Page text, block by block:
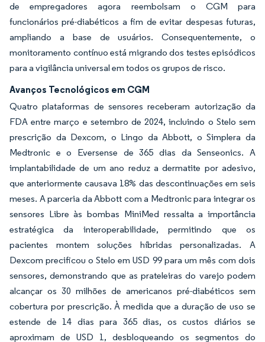
de empregadores agora reembolsam o CGM para
funcionários pré-diabéticos a fim de evitar despesas futuras,
ampliando a base de usuários. Consequentemente, o
monitoramento contínuo está migrando dos testes episódicos
para a vigilância universal em todos os grupos de risco.
Avanços Tecnológicos em CGM
Quatro plataformas de sensores receberam autorização da
FDA entre março e setembro de 2024, incluindo o Stelo sem
prescrição da Dexcom, o Lingo da Abbott, o Simplera da
Medtronic e o Eversense de 365 dias da Senseonics. A
implantabilidade de um ano reduz a dermatite por adesivo,
que anteriormente causava 18% das descontinuações em seis
meses. A parceria da Abbott com a Medtronic para integrar os
sensores Libre às bombas MiniMed ressalta a importância
estratégica da interoperabilidade, permitindo que os
pacientes montem soluções híbridas personalizadas. A
Dexcom precificou o Stelo em USD 99 para um mês com dois
sensores, demonstrando que as prateleiras do varejo podem
alcançar os 30 milhões de americanos pré-diabéticos sem
cobertura por prescrição. À medida que a duração de uso se
estende de 14 dias para 365 dias, os custos diários se
aproximam de USD 1, desbloqueando os segmentos do